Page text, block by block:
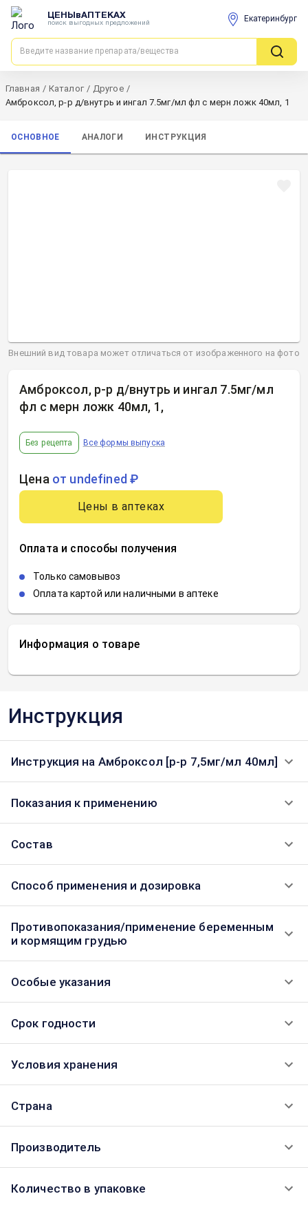
ЦЕНЫвАПТЕКАХ
поиск выгодных предложений Екатеринбург
Главная / Каталог / Другое /
Амброксол, р-р д/внутрь и ингал 7.5мг/мл фл с мерн ложк 40мл, 1
ОСНОВНОЕ АНАЛОГИ ИНСТРУКЦИЯ
Информация о товаре
Амброксол, р-р д/внутрь и ингал 7.5мг/мл
фл с мерн ложк 40мл, 1 ,
Без рецепта Все формы выпуска
Цена от undefined ₽
Цены в аптеках
Оплата и способы получения
Только самовывоз
Оплата картой или наличными в аптеке
Внешний вид товара может отличаться от изображенного на фото
Инструкция
Инструкция на Амброксол [р-р 7,5мг/мл 40мл]
Показания к применению
Состав
Способ применения и дозировка
Противопоказания/применение беременным
и кормящим грудью
Особые указания
Срок годности
Условия хранения
Страна
Производитель
Количество в упаковке